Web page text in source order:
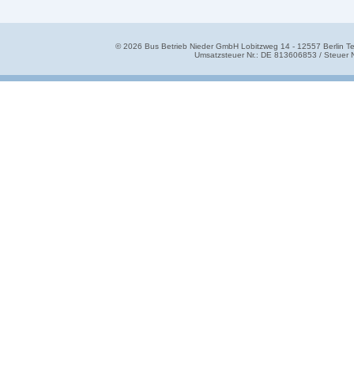
©2026 Bus Betrieb Nieder GmbH Lobitzweg 14 - 12557 Berlin
Umsatzsteuer Nr.: DE 813606853 / Steuer